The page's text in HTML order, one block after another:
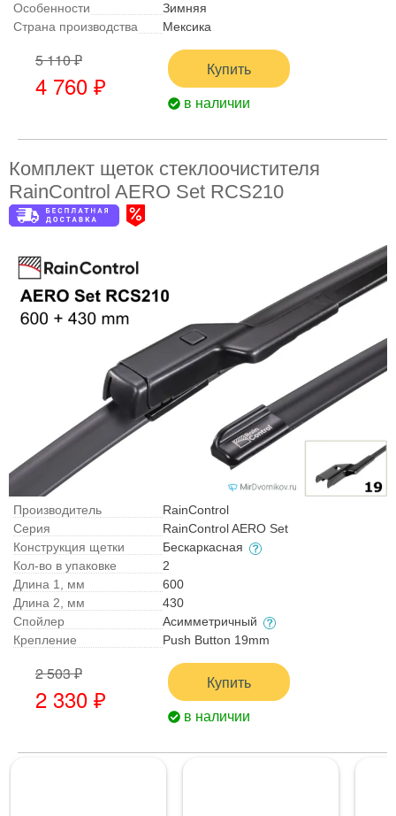
Особенности
Зимняя
Страна производства
Мексика
5 110 ₽
4 760 ₽
Купить
в наличии
Комплект щеток стеклоочистителя
RainControl AERO Set RCS210
Производитель
RainControl
Серия
RainControl AERO Set
Конструкция щетки
Бескаркасная
Кол-во в упаковке
2
Длина 1, мм
600
Длина 2, мм
430
Спойлер
Асимметричный
Крепление
Push Button 19mm
2 503 ₽
2 330 ₽
Купить
в наличии